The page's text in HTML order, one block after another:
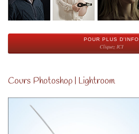
POUR PLUS D'INFO
Cliquez ICI
Cours Photoshop | Lightroom